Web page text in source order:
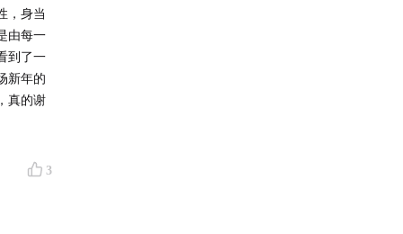
，身当
由每一
到了一
新年的
真的谢
3